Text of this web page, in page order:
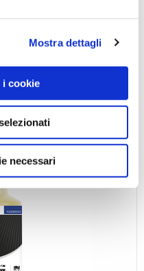
Mostra dettagli
cookie
necessari